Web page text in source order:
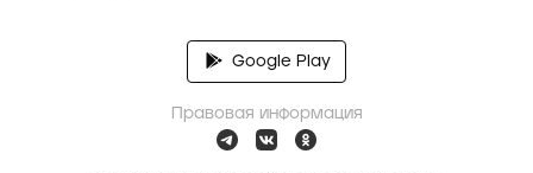
Google Play
Правовая информация